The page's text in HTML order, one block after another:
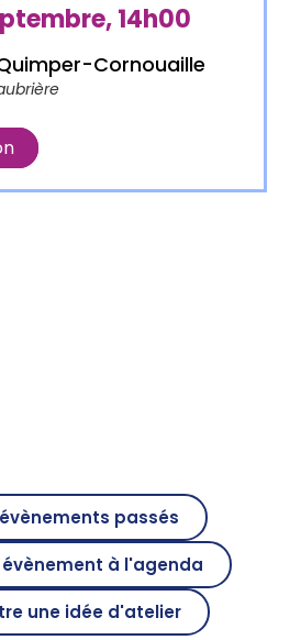
14h00
Cornouaille
passés
à l'agenda
une idée d'atelier